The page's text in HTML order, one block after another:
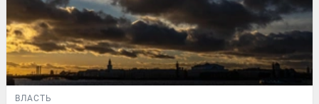
ВЛАСТЬ